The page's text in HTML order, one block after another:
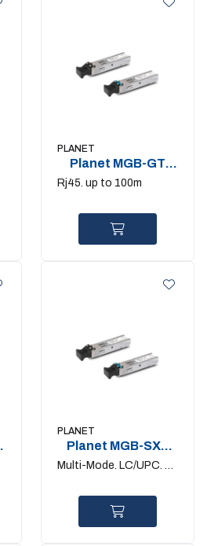
PLANET
Planet MGB-GT
1Gigabit SFP
Rj45. up to 100m
PLANET
Planet MGB-SX2
1Gigabit SFP
Multi-Mode. LC/UPC. up